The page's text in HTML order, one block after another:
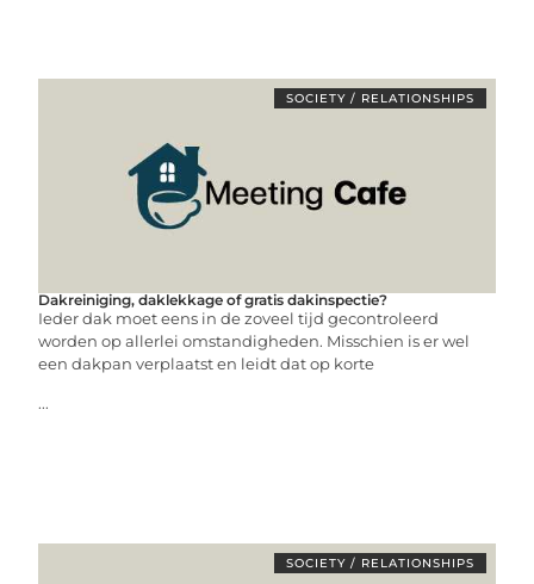
SOCIETY / RELATIONSHIPS
Dakreiniging, daklekkage of gratis dakinspectie?
Ieder dak moet eens in de zoveel tijd gecontroleerd
worden op allerlei omstandigheden. Misschien is er wel
een dakpan verplaatst en leidt dat op korte
...
SOCIETY / RELATIONSHIPS